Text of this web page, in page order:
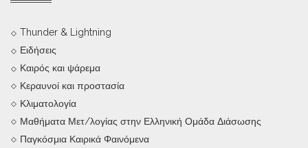
Thunder & Lightning
Ειδήσεις
Καιρός και ψάρεμα
Κεραυνοί και προστασία
Κλιματολογία
Μαθήματα Μετ/λογίας στην Ελληνική Ομάδα Διάσωσης
Παγκόσμια Καιρικά Φαινόμενα